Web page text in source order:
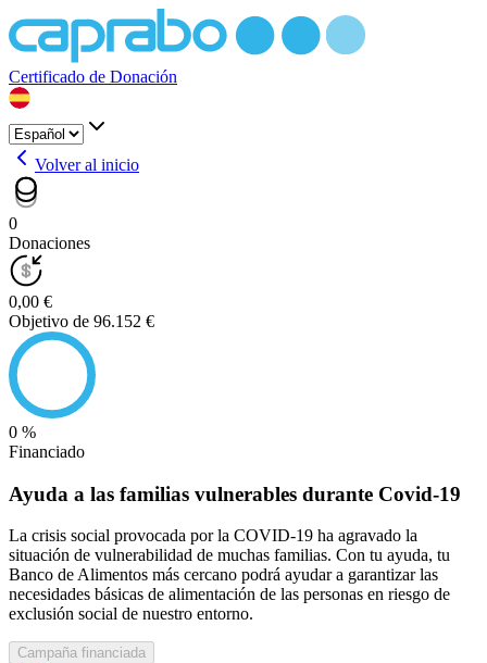
Certificado de Donación
Volver al inicio
0
Donaciones
0,00 €
Objetivo de 96.152 €
0 %
Financiado
Ayuda a las familias vulnerables durante Covid-19
La crisis social provocada por la COVID-19 ha agravado la
situación de vulnerabilidad de muchas familias. Con tu ayuda, tu
Banco de Alimentos más cercano podrá ayudar a garantizar las
necesidades básicas de alimentación de las personas en riesgo de
exclusión social de nuestro entorno.
Campaña financiada